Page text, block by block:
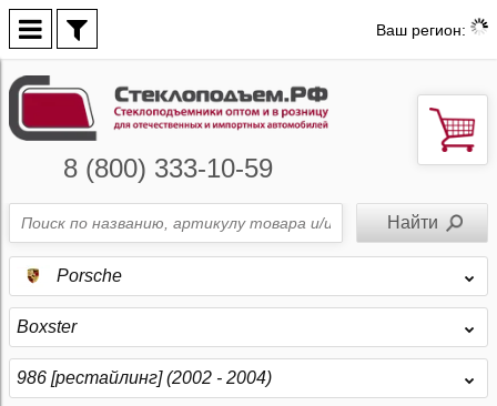
Ваш регион:
8 (800) 333-10-59
Porsche
Boxster
986 [рестайлинг] (2002 - 2004)